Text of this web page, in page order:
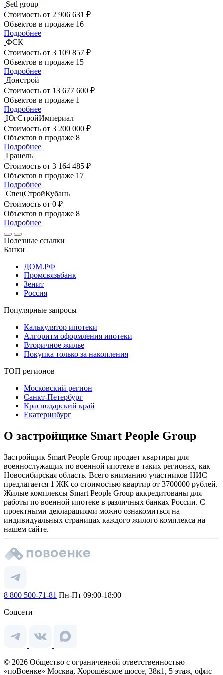
Setl group
Стоимость от 2 906 631 ₽
Объектов в продаже 16
Подробнее
ФСК
Стоимость от 3 109 857 ₽
Объектов в продаже 15
Подробнее
Донстрой
Стоимость от 13 677 600 ₽
Объектов в продаже 1
Подробнее
ЮгСтройИмпериал
Стоимость от 3 200 000 ₽
Объектов в продаже 8
Подробнее
Гранель
Стоимость от 3 164 485 ₽
Объектов в продаже 17
Подробнее
СпецСтройКубань
Стоимость от 0 ₽
Объектов в продаже 8
Подробнее
Полезные ссылки
Банки
ДОМ.РФ
Промсвязьбанк
Зенит
Россия
Популярные запросы
Калькулятор ипотеки
Алгоритм оформления ипотеки
Вторичное жилье
Покупка только за накопления
ТОП регионов
Московский регион
Санкт-Петербург
Краснодарский край
Екатеринбург
О застройщике Smart People Group
Застройщик Smart People Group продает квартиры для
военнослужащих по военной ипотеке в таких регионах, как
Новосибирская область. Всего вниманию участников НИС
предлагается 1 ЖК со стоимостью квартир от 3700000 рублей.
Жилые комплексы Smart People Group аккредитованы для
работы по военной ипотеке в различных банках России. С
проектными декларациями можно ознакомиться на
индивидуальных страницах каждого жилого комплекса на
нашем сайте.
8 800 500-71-81 Пн-Пт 09:00-18:00
Соцсети
© 2026 Общество с ограниченной ответственностью
«поВоенке» Москва, Хорошёвское шоссе, 38к1, 5 этаж, офис